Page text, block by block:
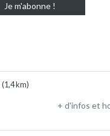
(1,4 km)
+ d'infos et